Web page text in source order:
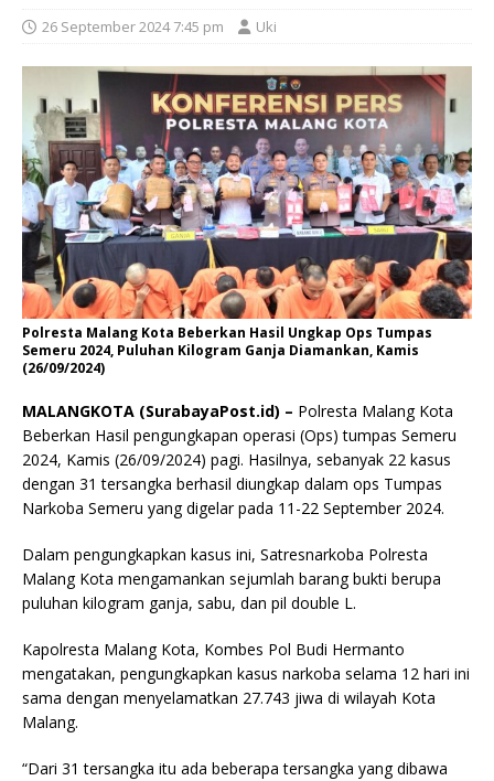
26 September 2024 7:45 pm Uki
Polresta Malang Kota Beberkan Hasil Ungkap Ops Tumpas
Semeru 2024, Puluhan Kilogram Ganja Diamankan, Kamis
(26/09/2024)
MALANGKOTA (SurabayaPost.id) – Polresta Malang Kota
Beberkan Hasil pengungkapan operasi (Ops) tumpas Semeru
2024, Kamis (26/09/2024) pagi. Hasilnya, sebanyak 22 kasus
dengan 31 tersangka berhasil diungkap dalam ops Tumpas
Narkoba Semeru yang digelar pada 11-22 September 2024.
Dalam pengungkapkan kasus ini, Satresnarkoba Polresta
Malang Kota mengamankan sejumlah barang bukti berupa
puluhan kilogram ganja, sabu, dan pil double L.
Kapolresta Malang Kota, Kombes Pol Budi Hermanto
mengatakan, pengungkapkan kasus narkoba selama 12 hari ini
sama dengan menyelamatkan 27.743 jiwa di wilayah Kota
Malang.
“Dari 31 tersangka itu ada beberapa tersangka yang dibawa